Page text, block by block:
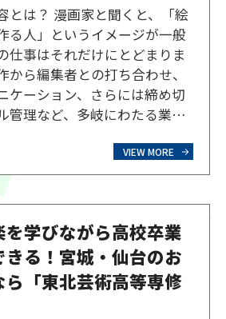
とは？ 漫画家と聞くと、「絵
る人」というイメージが一般
仕事はそれだけにとどまりま
から編集者との打ち合わせ、
ケーション、さらには締め切
管理など、多岐にわたる業務
ます。 企画・ストーリー構成
前に必要なのが、物語の企画
VIEW MORE
学びながら高校卒業
る！宮城・仙台のお
「東北芸術高等専修